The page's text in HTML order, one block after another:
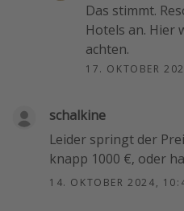
Das stimmt.
Hotels an. Hier
achten.
17. OKTOBER
schalkine
Leider springt der
knapp 1000 €, oder
14. OKTOBER 2024,